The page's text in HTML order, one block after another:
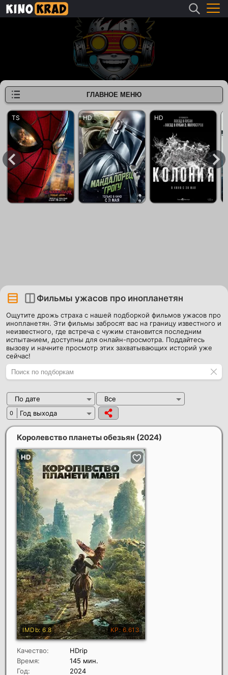
Фильмы ужасов про инопланетян
Ощутите дрожь страха с нашей подборкой фильмов ужасов про
инопланетян. Эти фильмы забросят вас на границу известного и
неизвестного, где встреча с чужим становится последним
испытанием, доступны для онлайн-просмотра. Поддайтесь
вызову и начните просмотр этих захватывающих историй уже
сейчас!
По дате Все
0 Год выхода
Королевство планеты обезьян (2024)
Качество:
HDrip
Время:
145 мин.
Год:
2024
ГЛАВНОЕ МЕНЮ